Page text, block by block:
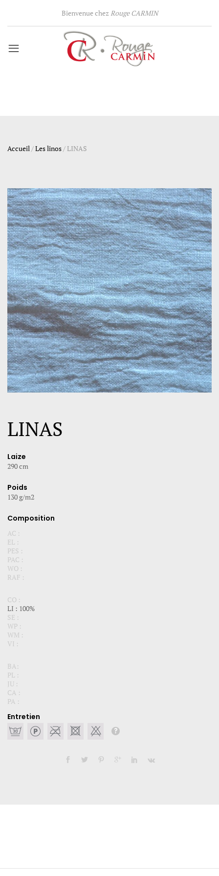
Bienvenue chez Rouge CARMIN
Accueil/Les linos/LINAS
LINAS
Laize
290 cm
Poids
130 g/m2
Composition
AC :
EL :
PES :
PAC :
WO :
RAF :
CO :
LI : 100%
SE :
WP :
WM :
VI :
BA:
PL :
JU :
CA :
PA :
Entretien